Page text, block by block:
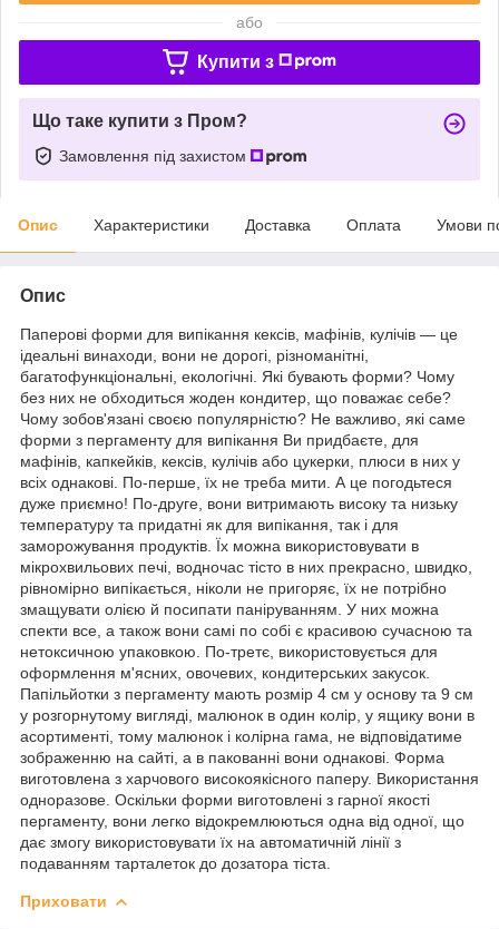
або
Купити з
Що таке купити з Пром?
Замовлення під захистом
Опис Характеристики Доставка Оплата Умови
Опис
Паперові форми для випікання кексів, мафінів, кулічів — це
ідеальні винаходи, вони не дорогі, різноманітні,
багатофункціональні, екологічні. Які бувають форми? Чому
без них не обходиться жоден кондитер, що поважає себе?
Чому зобов'язані своєю популярністю? Не важливо, які саме
форми з пергаменту для випікання Ви придбаєте, для
мафінів, капкейків, кексів, кулічів або цукерки, плюси в них у
всіх однакові. По-перше, їх не треба мити. А це погодьтеся
дуже приємно! По-друге, вони витримають високу та низьку
температуру та придатні як для випікання, так і для
заморожування продуктів. Їх можна використовувати в
мікрохвильових печі, водночас тісто в них прекрасно, швидко,
рівномірно випікається, ніколи не пригоряє, їх не потрібно
змащувати олією й посипати паніруванням. У них можна
спекти все, а також вони самі по собі є красивою сучасною та
нетоксичною упаковкою. По-третє, використовується для
оформлення м'ясних, овочевих, кондитерських закусок.
Папільйотки з пергаменту мають розмір 4 см у основу та 9 см
у розгорнутому вигляді, малюнок в один колір, у ящику вони в
асортименті, тому малюнок і колірна гама, не відповідатиме
зображенню на сайті, а в пакованні вони однакові. Форма
виготовлена з харчового високоякісного паперу. Використання
одноразове. Оскільки форми виготовлені з гарної якості
пергаменту, вони легко відокремлюються одна від одної, що
дає змогу використовувати їх на автоматичній лінії з
подаванням тарталеток до дозатора тіста.
Приховати